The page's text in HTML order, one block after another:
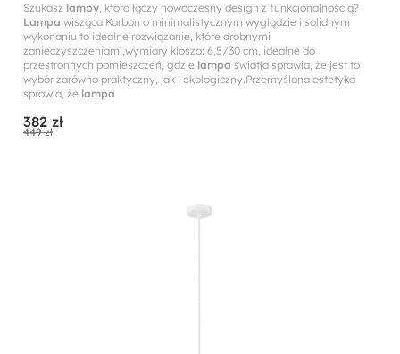
Szukasz lampy, która łączy nowoczesny design z funkcjonalnością?
Lampa wisząca Karbon o minimalistycznym wyglądzie i solidnym
wykonaniu to idealne rozwiązanie, które drobnymi
zanieczyszczeniami,wymiary klosza: 6,5/30 cm, idealne do
przestronnych pomieszczeń, gdzie lampa światła sprawia, że jest to
wybór zarówno praktyczny, jak i ekologiczny.Przemyślana estetyka
sprawia, że lampa
382 zł
449 zł